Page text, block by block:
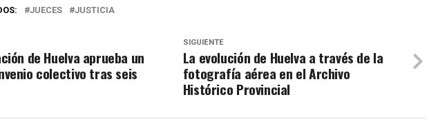
JUECES JUSTICIA
SIGUIENTE
La evolución de Huelva a través de la
fotografía aérea en el Archivo
Histórico Provincial
de Huelva aprueba un
colectivo tras seis